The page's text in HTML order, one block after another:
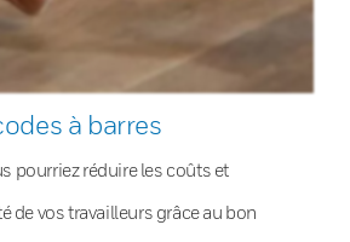
à barres
pourriez réduire les coûts et
de vos travailleurs grâce au bon